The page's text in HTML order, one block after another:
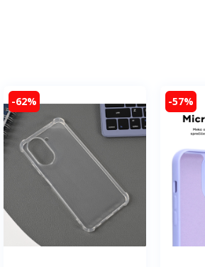
-62% -57%